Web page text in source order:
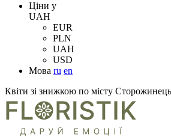
Цiни у
UAH
EUR
PLN
UAH
USD
Мова ru en
Квіти зі знижкою по місту